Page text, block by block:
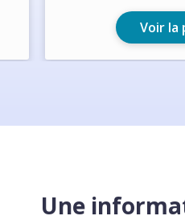
Voir la
Une